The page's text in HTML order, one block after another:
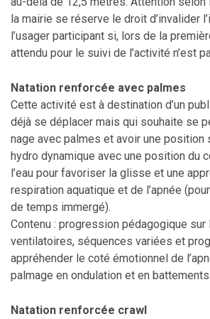
la mairie se réserve le droit d’invalider
l’usager participant si, lors de la
attendu pour le suivi de l’activité n’est
Natation renforcée avec palmes
Cette activité est à destination d’un
déjà se déplacer mais qui souhaite se
nage avec palmes et avoir une position
hydro dynamique avec une position du
l’eau pour favoriser la glisse et une
respiration aquatique et de l’apnée
de temps immergé).
Contenu : progression pédagogique
ventilatoires, séquences variées et
appréhender le coté émotionnel de
palmage en ondulation et en
Natation renforcée crawl